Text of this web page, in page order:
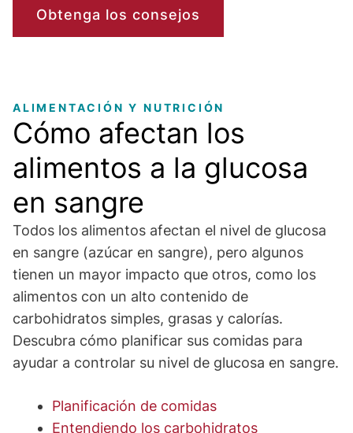
Obtenga los consejos
ALIMENTACIÓN Y NUTRICIÓN
Cómo afectan los
alimentos a la glucosa
en sangre
Todos los alimentos afectan el nivel de glucosa
en sangre (azúcar en sangre), pero algunos
tienen un mayor impacto que otros, como los
alimentos con un alto contenido de
carbohidratos simples, grasas y calorías.
Descubra cómo planificar sus comidas para
ayudar a controlar su nivel de glucosa en sangre.
Planificación de comidas
Entendiendo los carbohidratos